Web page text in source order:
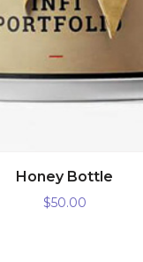
AÑADIR AL CARRITO
Honey Bottle
$50.00